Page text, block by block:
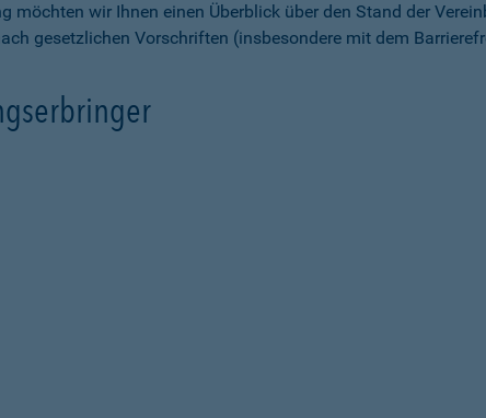
möchten wir Ihnen einen Überblick über den Stand der
gesetzlichen Vorschriften (insbesondere mit dem